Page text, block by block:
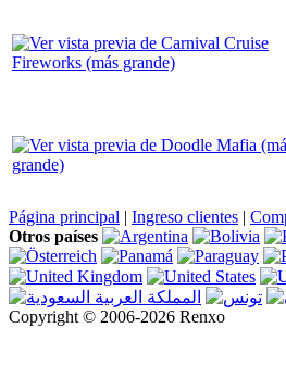
Página principal | Ingreso clientes |
Otros países
Copyright © 2006-2026 Renxo